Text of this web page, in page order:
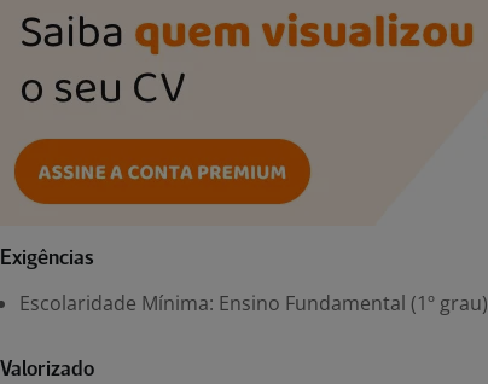
Exigências
Escolaridade Mínima: Ensino Fundamental (1º grau)
Valorizado